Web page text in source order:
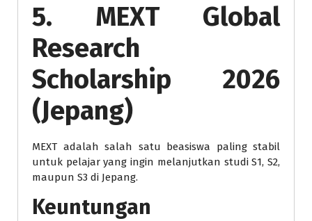
5. MEXT Global
Research
Scholarship 2026
(Jepang)
MEXT adalah salah satu beasiswa paling stabil
untuk pelajar yang ingin melanjutkan studi S1, S2,
maupun S3 di Jepang.
Keuntungan